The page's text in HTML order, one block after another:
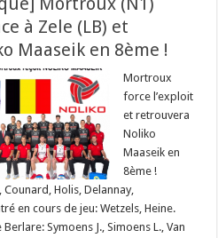
à Zele (LB) et
Maaseik en 8ème !
Mortroux
force l’exploit
et retrouvera
Noliko
Maaseik en
8ème !
Holis, Delannay,
en cours de jeu: Wetzels, Heine.
Symoens J., Simoens L., Van